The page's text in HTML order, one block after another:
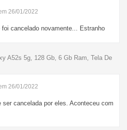
26/01/2022
cancelado novamente... Estranho
A52s 5g, 128 Gb, 6 Gb Ram, Tela De
26/01/2022
ser cancelada por eles. Aconteceu com